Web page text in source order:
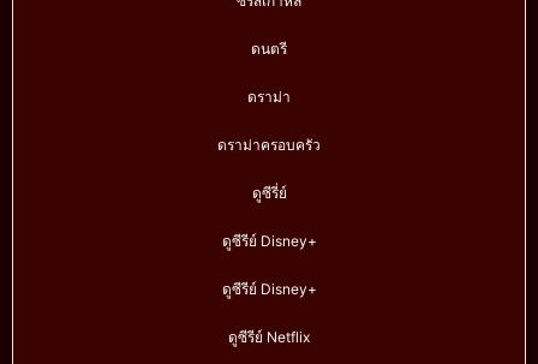
ดนตรี
ดราม่า
ดราม่าครอบครัว
ดูซีรี่ย์
ดูซีรีย์ Disney+
ดูซีรีย์ Disney+
ดูซีรีย์ Netflix